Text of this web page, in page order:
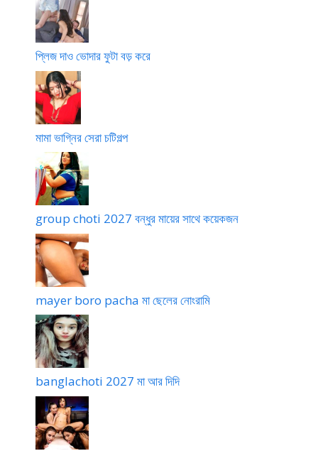
প্লিজ দাও ভোদার ফুটা বড় করে
মামা ভাগ্নির সেরা চটিগল্প
group choti 2027 বন্ধুর মায়ের সাথে কয়েকজন
mayer boro pacha মা ছেলের নোংরামি
banglachoti 2027 মা আর দিদি